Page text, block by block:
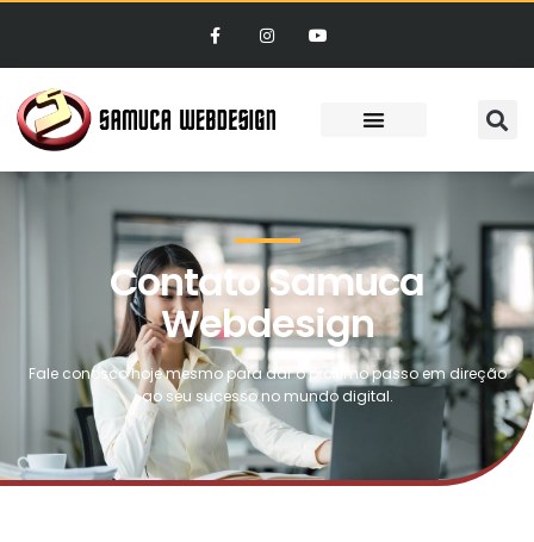
Contato Samuca
Webdesign
Fale conosco hoje mesmo para dar o próximo passo em direção
ao seu sucesso no mundo digital.